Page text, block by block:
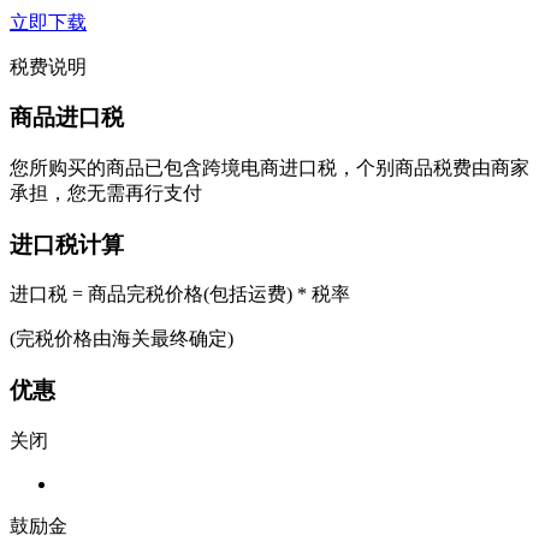
立即下载
税费说明
商品进口税
您所购买的商品已包含跨境电商进口税，个别商品税费由商家
承担，您无需再行支付
进口税计算
进口税 = 商品完税价格(包括运费) * 税率
(完税价格由海关最终确定)
优惠
关闭
鼓励金